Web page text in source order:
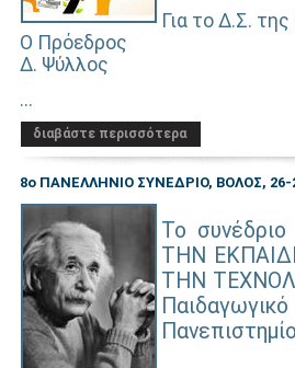
Για το Δ.Σ.
Ο Πρόεδρος
Δ. Ψύλλος
...
διαβάστε περισσότερα
8ο ΠΑΝΕΛΛΗΝΙΟ ΣΥΝΕΔΡΙΟ, ΒΟΛΟΣ, 26-
To
ΤΗΝ
ΤΗΝ